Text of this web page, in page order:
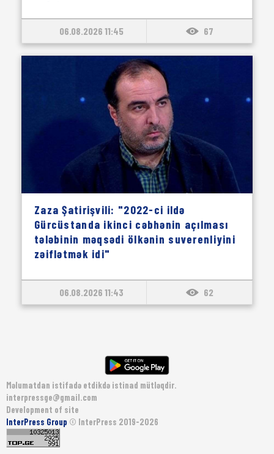
06.08.2026 11:45 67
Zaza Şatirişvili: "2022-ci ildə
Gürcüstanda ikinci cəbhənin açılması
tələbinin məqsədi ölkənin suverenliyini
zəiflətmək idi"
06.08.2026 11:43 62
Məlumatdan istifadə etdikdə istinad mütləqdir.
interpressge@gmail.com
Development of site
InterPress Group © InterPress 2019-2026